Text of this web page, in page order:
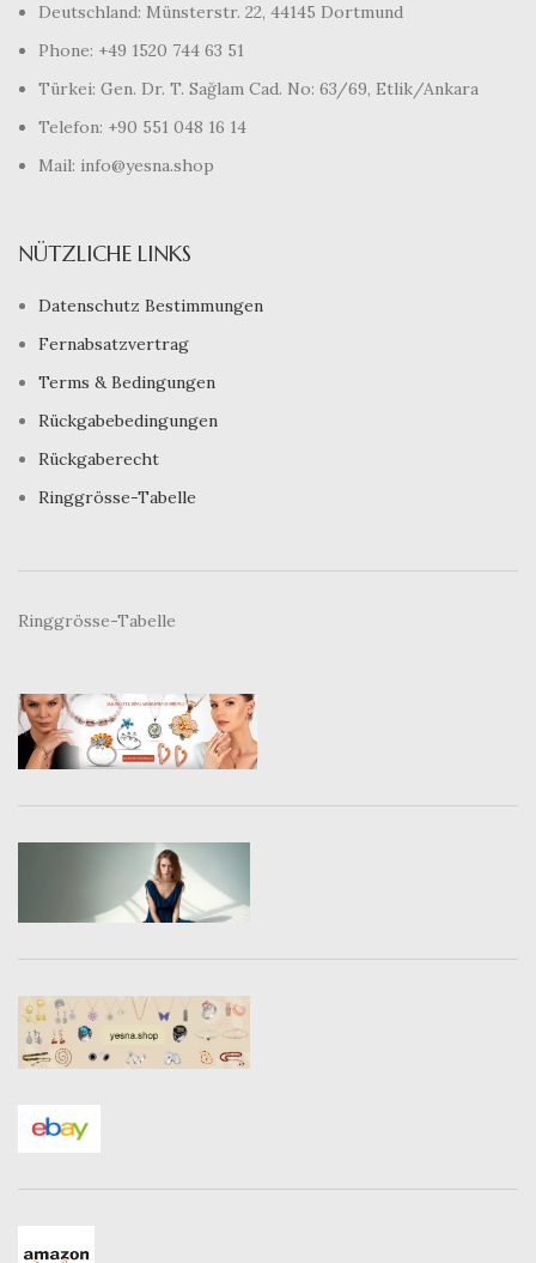
Deutschland: Münsterstr. 22, 44145 Dortmund
Phone: +49 1520 744 63 51
Türkei: Gen. Dr. T. Sağlam Cad. No: 63/69, Etlik/Ankara
Telefon: +90 551 048 16 14
Mail: info@yesna.shop
NÜTZLICHE LINKS
Datenschutz Bestimmungen
Fernabsatzvertrag
Terms & Bedingungen
Rückgabebedingungen
Rückgaberecht
Ringgrösse-Tabelle
Ringgrösse-Tabelle